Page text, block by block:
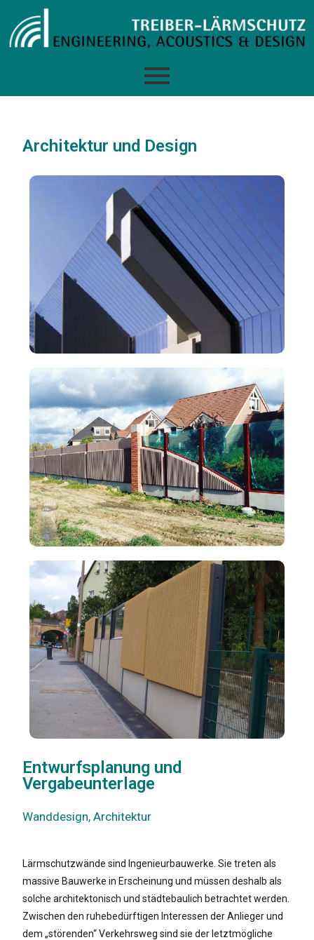
Architektur und Design
Entwurfsplanung und
Vergabeunterlage
Wanddesign, Architektur
Lärmschutzwände sind Ingenieurbauwerke. Sie treten als
massive Bauwerke in Erscheinung und müssen deshalb als
solche architektonisch und städtebaulich betrachtet werden.
Zwischen den ruhebedürftigen Interessen der Anlieger und
dem „störenden“ Verkehrsweg sind sie der letztmögliche